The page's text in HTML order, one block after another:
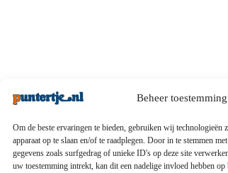
Beheer toestemming
Om de beste ervaringen te bieden, gebruiken wij technologieën
apparaat op te slaan en/of te raadplegen. Door in te stemmen
gegevens zoals surfgedrag of unieke ID's op deze site
uw toestemming intrekt, kan dit een nadelige invloed hebben